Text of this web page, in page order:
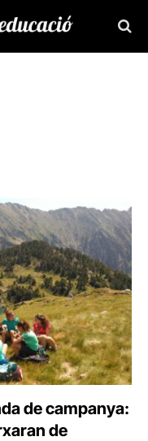
de campanya:
de